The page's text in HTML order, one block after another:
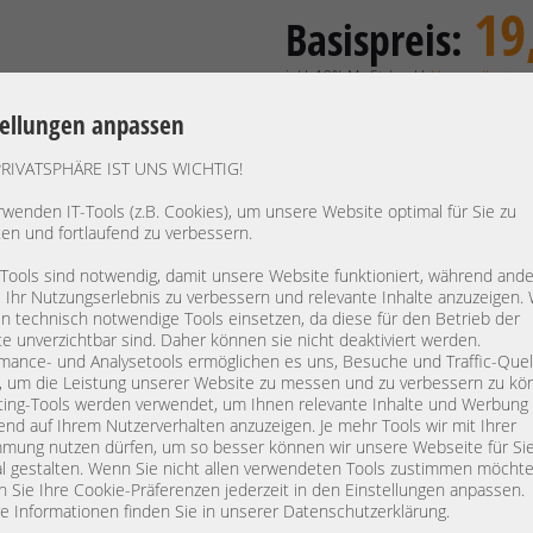
anpassen
IST UNS WICHTIG!
IT-Tools (z.B. Cookies), um unsere Website optimal für Sie zu
und fortlaufend zu verbessern.
sind notwendig, damit unsere Website funktioniert, während
Ihr Nutzungserlebnis zu verbessern und relevante Inhalte anzuzeigen.
technisch notwendige Tools einsetzen, da diese für den Betrieb der
unverzichtbar sind. Daher können sie nicht deaktiviert werden.
und Analysetools ermöglichen es uns, Besuche und Traffic-
um die Leistung unserer Website zu messen und zu verbessern zu
Tools werden verwendet, um Ihnen relevante Inhalte und Werbung
auf Ihrem Nutzerverhalten anzuzeigen. Je mehr Tools wir mit Ihrer
nutzen dürfen, um so besser können wir unsere Webseite für Sie
gestalten. Wenn Sie nicht allen verwendeten Tools zustimmen
Sie Ihre Cookie-Präferenzen jederzeit in den Einstellungen anpassen.
Informationen finden Sie in unserer Datenschutzerklärung.
Basispreis:
inkl. 19% MwSt | exkl.Versandkosten
Lieferzeit:
Gerätetyp:
Mounting
Modell: Full Profile
PN:
Artikelzustand:refurbished /
vollständig geprüft / instandgesetzt.
for Delock SAS SATA Controller
Kompatibel mit:
A21671 - Delock SAS SATA Controller 2x